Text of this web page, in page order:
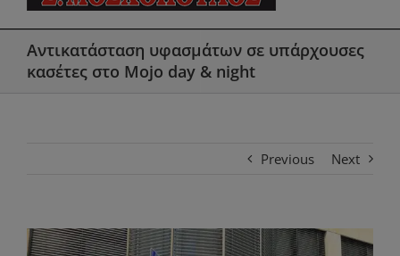
Αντικατάσταση υφασμάτων σε υπάρχουσες
κασέτες στο Mojo day & night
Previous Next
View